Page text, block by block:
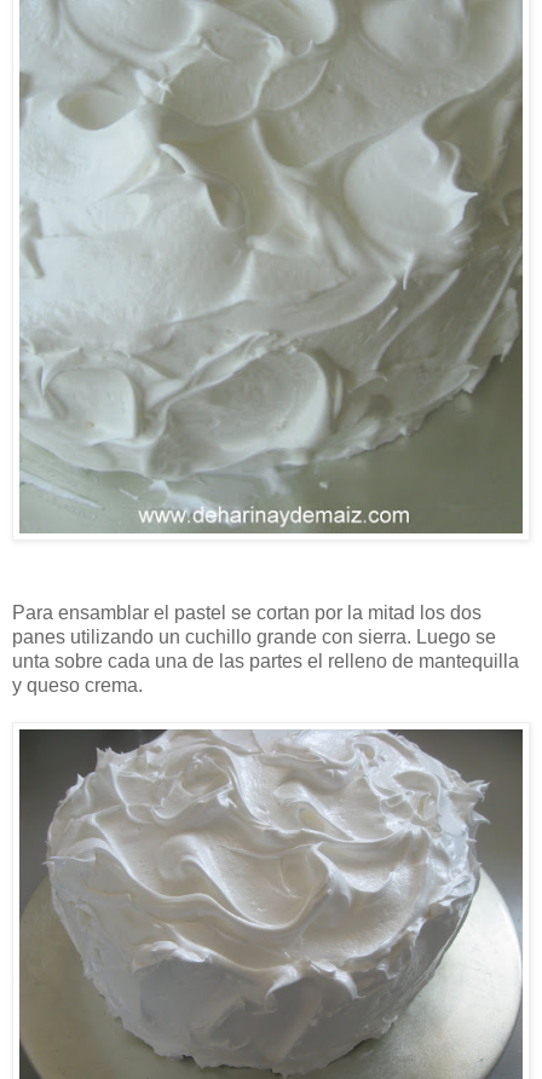
Para ensamblar el pastel se cortan por la mitad los dos
panes utilizando un cuchillo grande con sierra. Luego se
unta sobre cada una de las partes el relleno de mantequilla
y queso crema.